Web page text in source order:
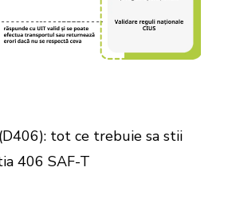
tot ce trebuie sa stii
406 SAF-T